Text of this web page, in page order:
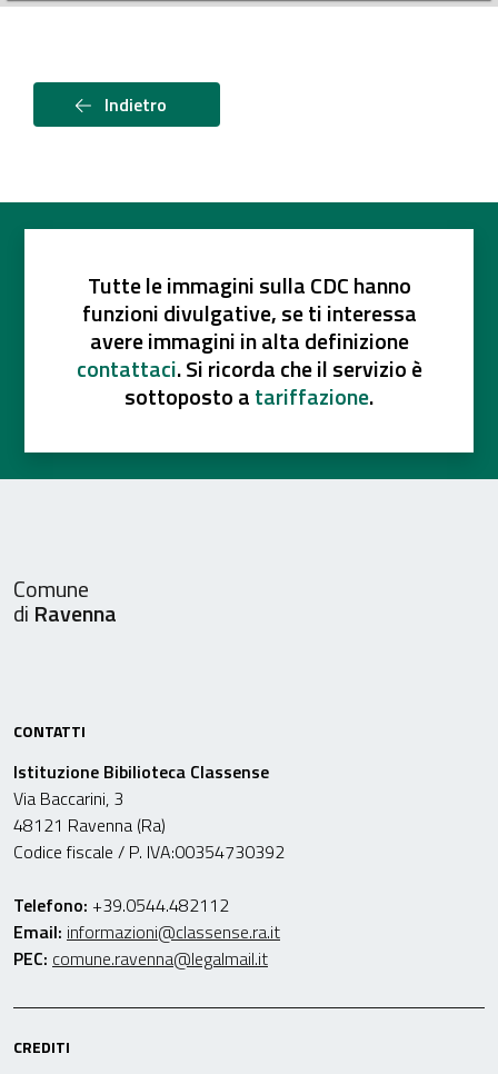
Indietro
Tutte le immagini sulla CDC hanno
funzioni divulgative, se ti interessa
avere immagini in alta definizione
contattaci. Si ricorda che il servizio è
sottoposto atariffazione.
Comune
di Ravenna
CONTATTI
Istituzione Bibilioteca Classense
Via Baccarini, 3
48121 Ravenna (Ra)
Codice fiscale / P. IVA:00354730392
Telefono: +39.0544.482112
Email: informazioni@classense.ra.it
PEC: comune.ravenna@legalmail.it
CREDITI